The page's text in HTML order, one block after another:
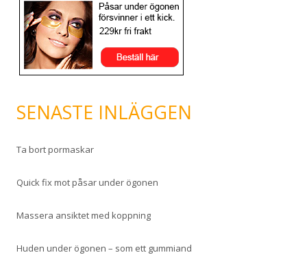
SENASTE INLÄGGEN
Ta bort pormaskar
Quick fix mot påsar under ögonen
Massera ansiktet med koppning
Huden under ögonen – som ett gummiand